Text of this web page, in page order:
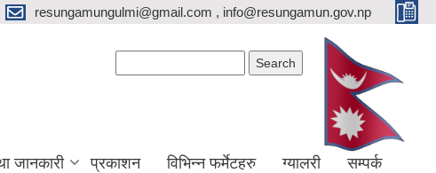
resungamungulmi@gmail.com , info@resungamun.gov.np
जानकारी प्रकाशन विभिन्न फर्मेटहरु ग्यालरी सम्पर्क